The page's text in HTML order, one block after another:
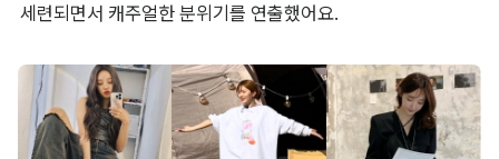
세련되면서 캐주얼한 분위기를 연출했어요.